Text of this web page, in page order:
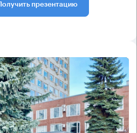
Получить презентацию